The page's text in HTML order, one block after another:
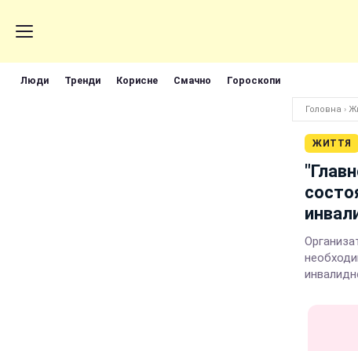
Люди Тренди Корисне Смачно Гороскопи
Головна ›
ЖИТТЯ